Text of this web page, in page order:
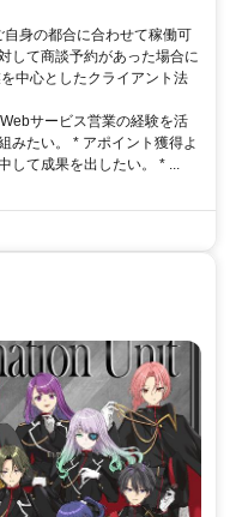
身の都合に合わせて稼働可
して商談予約があった場合に
中心としたクライアント法
サービス営業の経験を活
みたい。 * アポイント獲得よ
して成果を出したい。 * ...